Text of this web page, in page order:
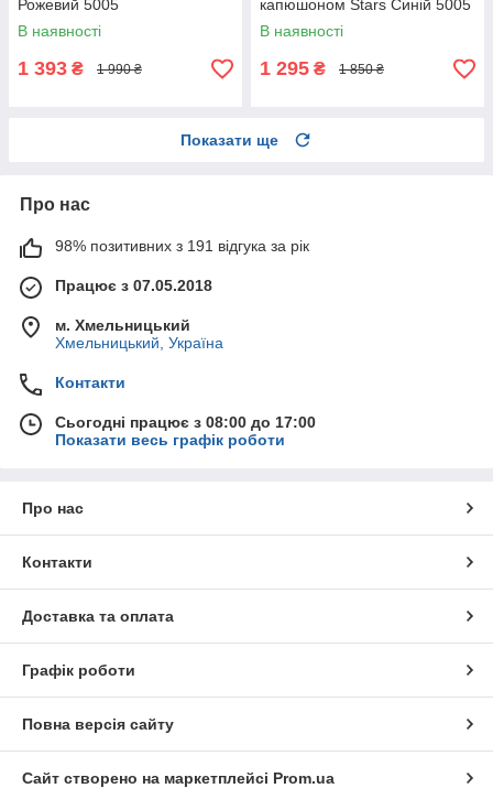
Рожевий 5005
В наявності
1 393 ₴ 1 990 ₴
капюшоном Stars Синій 5005
В наявності
1 295 ₴ 1 850 ₴
Показати ще
Про нас
98% позитивних з 191 відгука за рік
Працює з 07.05.2018
м. Хмельницький
Хмельницький, Україна
Контакти
Сьогодні працює з 08:00 до 17:00
Показати весь графік роботи
Про нас
Контакти
Доставка та оплата
Графік роботи
Повна версія сайту
Сайт створено на маркетплейсі Prom.ua